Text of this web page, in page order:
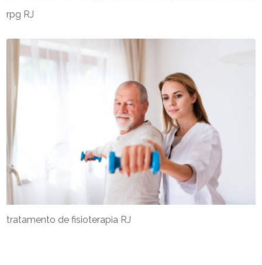
tratamento de fisioterapia RJ
rpg RJ